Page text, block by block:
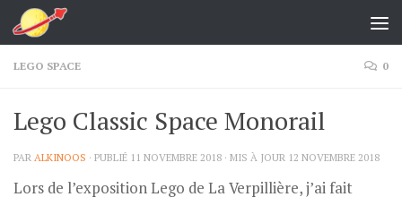
Skip to content
LEGO SPACE 0
Lego Classic Space Monorail
PAR ALKINOOS · PUBLIÉ 11 NOVEMBRE 2018 · MIS À JOUR 12 NOVEMBRE 2018
Lors de l’exposition Lego de La Verpillière, j’ai fait